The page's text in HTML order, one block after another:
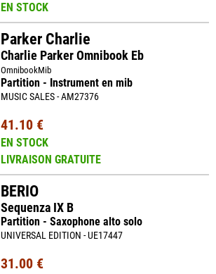
EN STOCK
Parker Charlie
Charlie Parker Omnibook Eb
OmnibookMib
Partition - Instrument en mib
MUSIC SALES - AM27376
41.10 €
EN STOCK
LIVRAISON GRATUITE
BERIO
Sequenza IX B
Partition - Saxophone alto solo
UNIVERSAL EDITION - UE17447
31.00 €